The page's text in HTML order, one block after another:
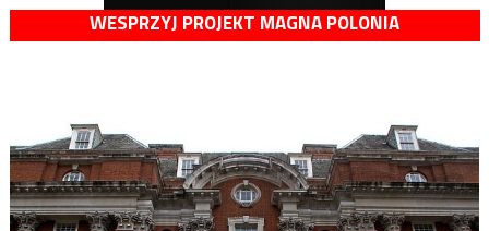
WESPRZYJ PROJEKT MAGNA POLONIA